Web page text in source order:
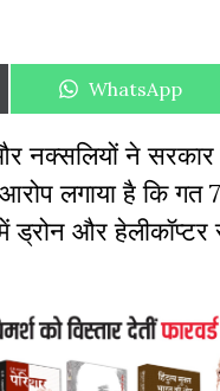
Share
WhatsApp
नक्सलियों ने सरकार
लगाया है कि गत
और हेलीकॉप्टर